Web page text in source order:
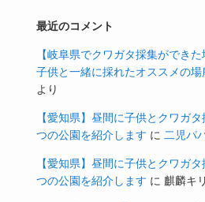
最近のコメント
【岐阜県でクワガタ採集ができ
子供と一緒に採れたオススメの場
より
【愛知県】昼間に子供とクワガ
つの公園を紹介します に 二児パ
【愛知県】昼間に子供とクワガ
つの公園を紹介します に 麒麟キ